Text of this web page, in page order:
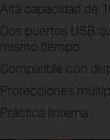
Alta capacidad de
Dos puertos USB
mismo tiempo
Compatible con
Protecciones
Práctica linterna